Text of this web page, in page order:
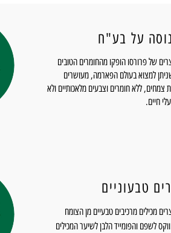
על בע"ח
של פרורסו הופקו מהחומרים הטובים
למצוא בעולם הפארמה, מעושרים
צמחים, ללא חומרים וצבעים מלאכותיים ולא
חיים.
טבעוניים
מכילים מרכיבים טבעיים מן הצומח
לשפם והפומייד הלבן לשיער המכילים